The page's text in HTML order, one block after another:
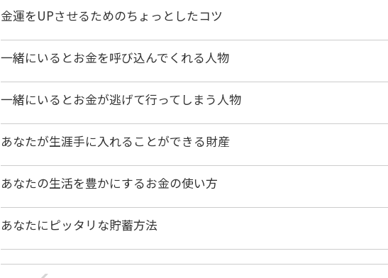
金運をUPさせるためのちょっとしたコツ
一緒にいるとお金を呼び込んでくれる人物
一緒にいるとお金が逃げて行ってしまう人物
あなたが生涯手に入れることができる財産
あなたの生活を豊かにするお金の使い方
あなたにピッタリな貯蓄方法